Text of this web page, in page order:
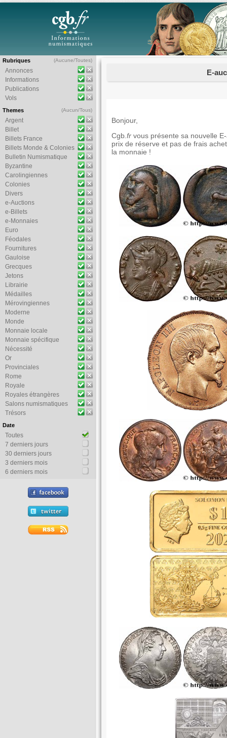
Rubriques (Aucune/Toutes)
Annonces
Informations
Publications
Vols
Themes (Aucun/Tous)
Argent
Billet
Billets France
Billets Monde & Colonies
Bulletin Numismatique
Byzantine
Carolingiennes
Colonies
Divers
e-Auctions
e-Billets
e-Monnaies
Euro
Féodales
Fournitures
Gauloise
Grecques
Jetons
Librairie
Médailles
Mérovingiennes
Moderne
Monde
Monnaie locale
Monnaie spécifique
Nécessité
Or
Provinciales
Rome
Royale
Royales étrangères
Salons numismatiques
Trésors
Date
Toutes
7 derniers jours
30 derniers jours
3 derniers mois
6 derniers mois
E-
Bonjour,
Cgb .fr vous présente sa nouvelle
prix de réserve et pas de frais
la monnaie !